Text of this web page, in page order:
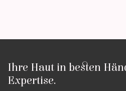
Ihre Haut in besten
Expertise.